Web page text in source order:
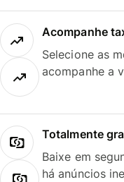
Acompanhe
Selecione as
acompanhe a
Totalmente
Baixe em
há anúncios